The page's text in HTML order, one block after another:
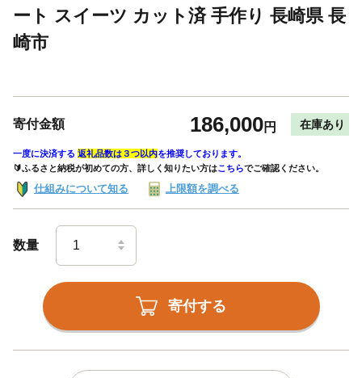
ート スイーツ カット済 手作り 長崎県 長
崎市
寄付金額 186,000円 在庫あり
一度に決済する 返礼品数は３つ以内を推奨しております。
🔰ふるさと納税が初めての方、詳しく知りたい方はこちらでご確認ください。
仕組みについて知る 上限額を調べる
数量
寄付する